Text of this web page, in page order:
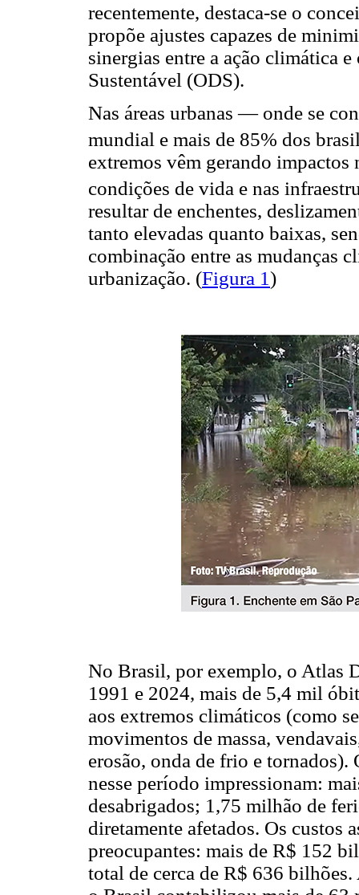
recentemente, destaca-se o
propõe ajustes capazes de
sinergias entre a ação climática
Sustentável (ODS).
Nas áreas urbanas — onde se
mundial e mais de 85% dos
extremos vêm gerando impactos
condições de vida e nas
resultar de enchentes,
tanto elevadas quanto baixas,
combinação entre as mudanças
urbanização. (Figura 1)
No Brasil, por exemplo, o Atlas
1991 e 2024, mais de 5,4 mil
aos extremos climáticos (como
movimentos de massa,
erosão, onda de frio e
nesse período impressionam:
desabrigados; 1,75 milhão de
diretamente afetados. Os custos
preocupantes: mais de R$ 152
total de cerca de R$ 636